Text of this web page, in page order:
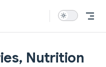
Nutrition